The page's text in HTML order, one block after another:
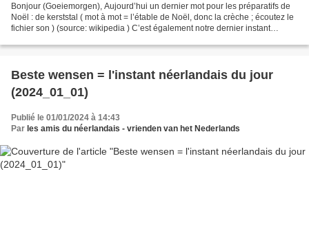
Bonjour (Goeiemorgen), Aujourd’hui un dernier mot pour les préparatifs de
Noël : de kerststal ( mot à mot = l’étable de Noël, donc la crèche ; écoutez le
fichier son ) (source: wikipedia ) C’est également notre dernier instant
Beste wensen = l'instant néerlandais du jour
(2024_01_01)
Publié le 01/01/2024 à 14:43
Par les amis du néerlandais - vrienden van het Nederlands